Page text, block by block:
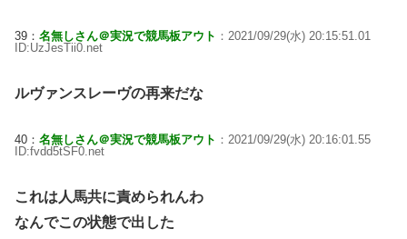
39： 名無しさん＠実況で競馬板アウト ：2021/09/29(水) 20:15:51.01
ID:UzJesTii0.net
ルヴァンスレーヴの再来だな
40： 名無しさん＠実況で競馬板アウト ：2021/09/29(水) 20:16:01.55
ID:fvdd5tSF0.net
これは人馬共に責められんわ
なんでこの状態で出した